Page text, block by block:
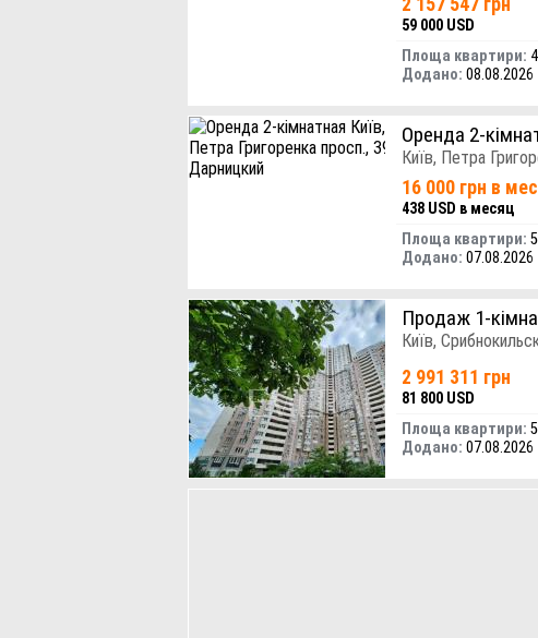
59 000 USD
Площа квартири:
Додано: 08.08.2026
Оренда 2-
Київ, Петра
16 000 грн в
438 USD в месяц
Площа квартири:
Додано: 07.08.2026
Продаж 1-
Київ,
2 991 311 грн
81 800 USD
Площа квартири:
Додано: 07.08.2026